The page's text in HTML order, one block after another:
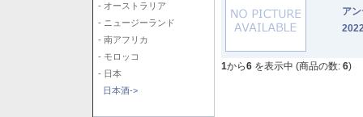
- オーストラリア
- ニュージーランド
- 南アフリカ
- モロッコ
- 日本
日本酒->
ア
1から6 を表示中 (商品の数: 6)